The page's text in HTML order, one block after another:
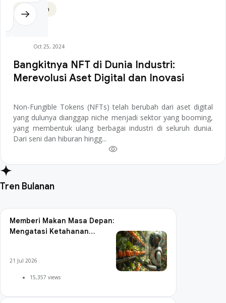
Blockchain
Oct 25, 2024
Bangkitnya NFT di Dunia Industri:
Merevolusi Aset Digital dan Inovasi
Non-Fungible Tokens (NFTs) telah berubah dari aset digital
yang dulunya dianggap niche menjadi sektor yang booming,
yang membentuk ulang berbagai industri di seluruh dunia.
Dari seni dan hiburan hingg...
Tren Bulanan
Memberi Makan Masa Depan:
Mengatasi Ketahanan
21 Jul 2026
15,357 views